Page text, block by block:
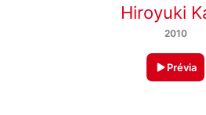
Hiroyuki
2010
Prévia